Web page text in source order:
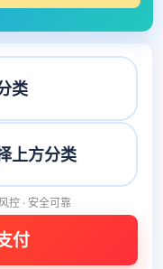
控 · 安全可靠